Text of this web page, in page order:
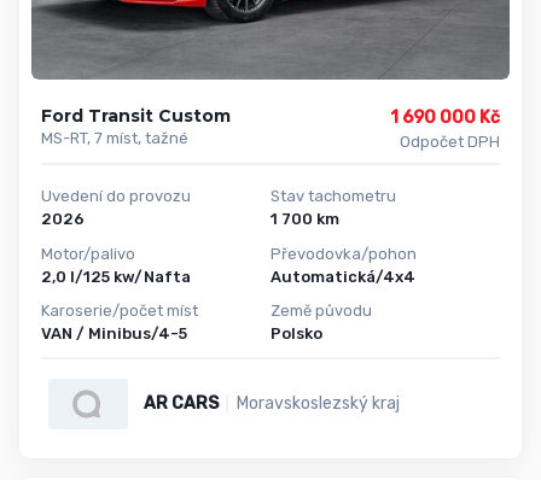
Ford Transit Custom
MS-RT, 7 míst, tažné
1 690 000 Kč
Odpočet DPH
Uvedení do provozu
2026
Motor/palivo
2,0 l/125 kw/Nafta
Karoserie/počet míst
VAN / Minibus/4-5
Stav tachometru
1 700 km
Převodovka/pohon
Automatická/4x4
Země původu
Polsko
AR CARS Moravskoslezský kraj